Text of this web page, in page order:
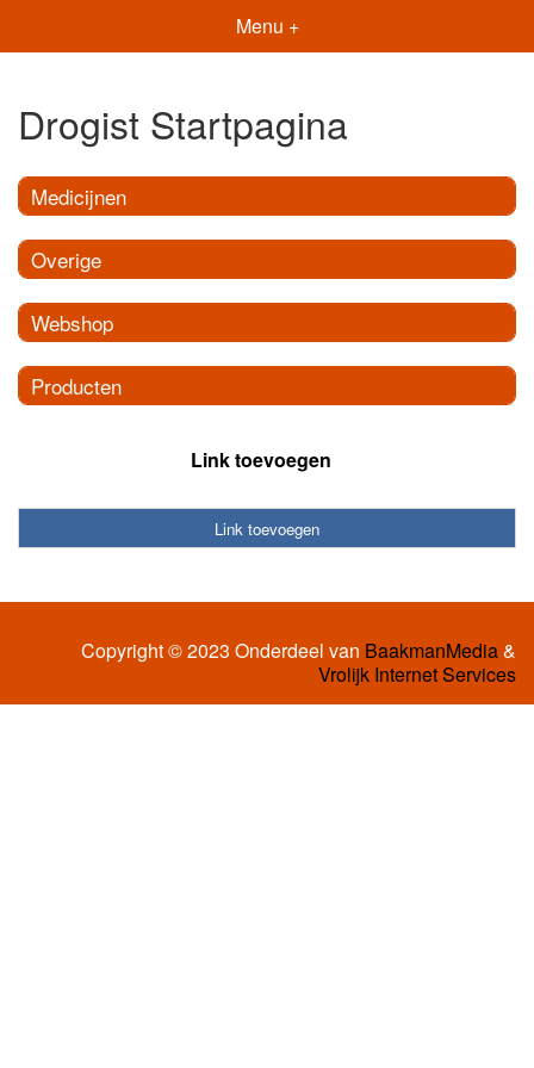
Menu +
Drogist Startpagina
Medicijnen
Overige
Webshop
Producten
Link toevoegen
Link toevoegen
Copyright © 2023 Onderdeel van BaakmanMedia&
Vrolijk Internet Services